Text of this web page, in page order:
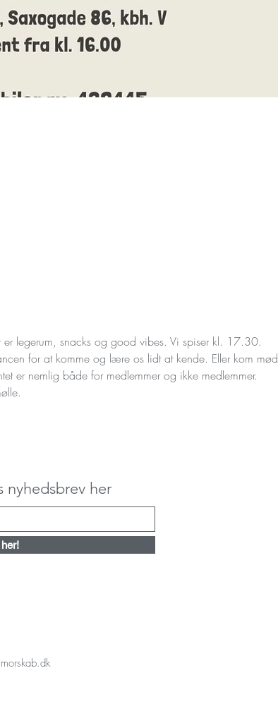
legerum, snacks og good vibes. Vi spiser kl. 17.30.
for at komme og lære os lidt at kende. Eller kom mød
er nemlig både for medlemmer og ikke medlemmer.
nyhedsbrev her